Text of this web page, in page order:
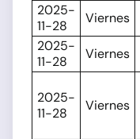
2025-
11-28
Viernes
2025-
11-28
Viernes
2025-
11-28
Viernes